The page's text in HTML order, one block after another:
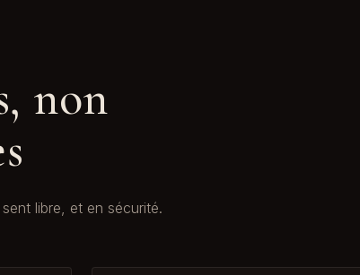
non
libre, et en sécurité.